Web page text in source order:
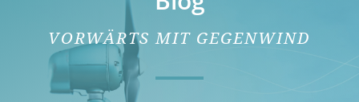
VORWÄRTS MIT GEGENWIND